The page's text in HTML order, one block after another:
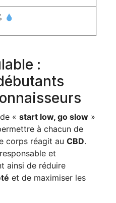
:
« start low, go slow »
à chacun de
corps réagit au CBD.
et
ainsi de réduire
et de maximiser les